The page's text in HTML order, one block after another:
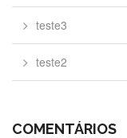
teste3
teste2
COMENTÁRIOS